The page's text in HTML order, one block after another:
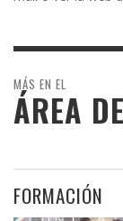
MÁS EN EL
ÁREA
FORMACIÓN